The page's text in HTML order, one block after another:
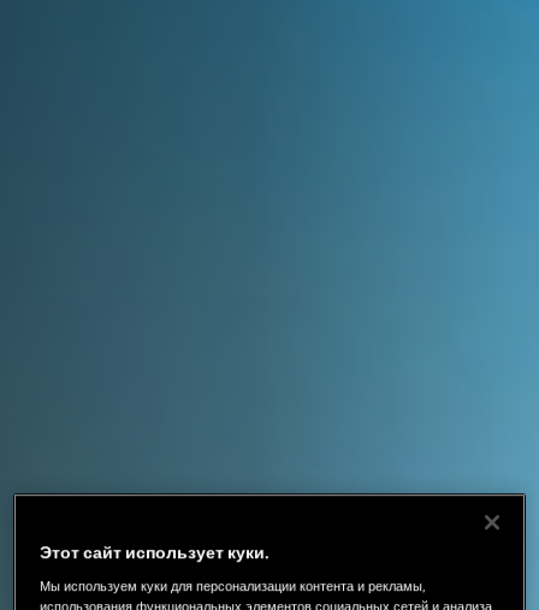
Этот сайт использует куки.
Мы используем куки для персонализации контента и рекламы,
использования функциональных элементов социальных сетей и анализа